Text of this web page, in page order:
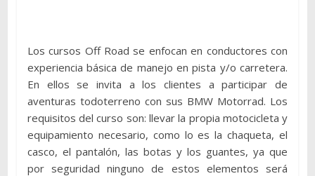
Los cursos Off Road se enfocan en conductores con
experiencia básica de manejo en pista y/o carretera.
En ellos se invita a los clientes a participar de
aventuras todoterreno con sus BMW Motorrad. Los
requisitos del curso son: llevar la propia motocicleta y
equipamiento necesario, como lo es la chaqueta, el
casco, el pantalón, las botas y los guantes, ya que
por seguridad ninguno de estos elementos será